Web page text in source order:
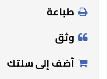
طباعة
وثق
أضف إلى سلتك